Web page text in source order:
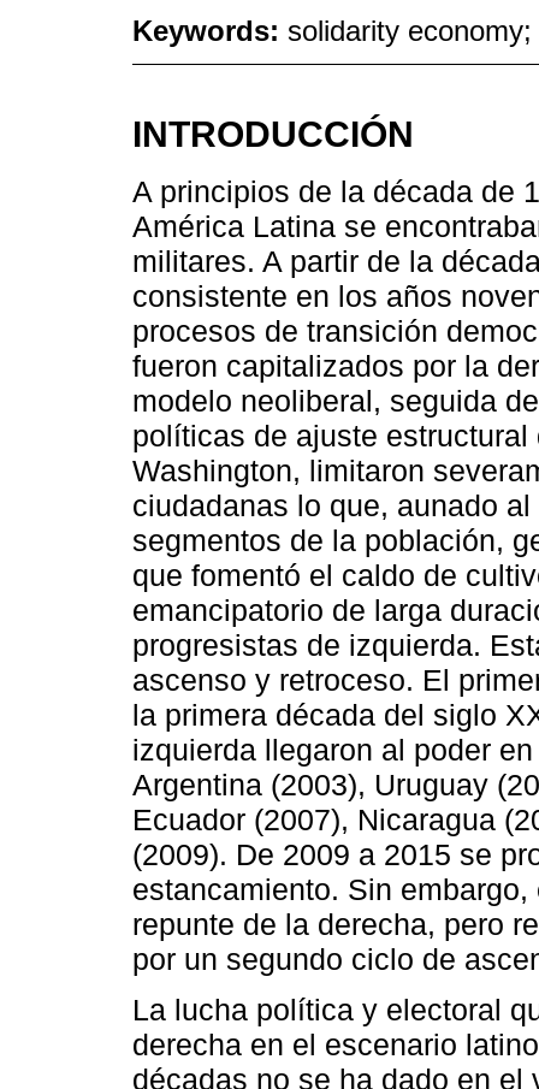
Keywords: solidarity
INTRODUCCIÓN
A principios de la década de
América Latina se
militares. A partir de la
consistente en los años
procesos de transición
fueron capitalizados por la
modelo neoliberal, seguida
políticas de ajuste
Washington, limitaron
ciudadanas lo que, aunado
segmentos de la población,
que fomentó el caldo de
emancipatorio de larga
progresistas de izquierda.
ascenso y retroceso. El
la primera década del siglo
izquierda llegaron al poder
Argentina (2003), Uruguay
Ecuador (2007), Nicaragua
(2009). De 2009 a 2015 se
estancamiento. Sin
repunte de la derecha, pero
por un segundo ciclo de
La lucha política y electoral
derecha en el escenario
décadas no se ha dado en